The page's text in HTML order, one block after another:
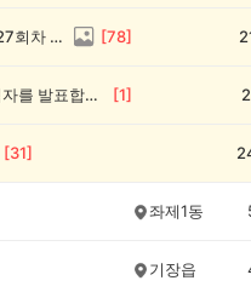
💸 전원 2,000캐시 지급! 우리 동네 정보왕 27회차 (~8/10) [78]
💰[당첨자 발표] 우리 동네 썰전 12회차 당첨자를 발표합니다! [1]
[31]
좌제1동
기장읍